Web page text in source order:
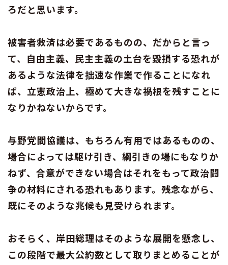
ろだと思います。
被害者救済は必要であるものの、だからと言っ
て、自由主義、民主主義の土台を毀損する恐れが
あるような法律を拙速な作業で作ることになれ
ば、立憲政治上、極めて大きな禍根を残すことに
なりかねないからです。
与野党間協議は、もちろん有用ではあるものの、
場合によっては駆け引き、綱引きの場にもなりか
ねず、合意ができない場合はそれをもって政治闘
争の材料にされる恐れもあります。残念ながら、
既にそのような兆候も見受けられます。
おそらく、岸田総理はそのような展開を懸念し、
この段階で最大公約数として取りまとめることが